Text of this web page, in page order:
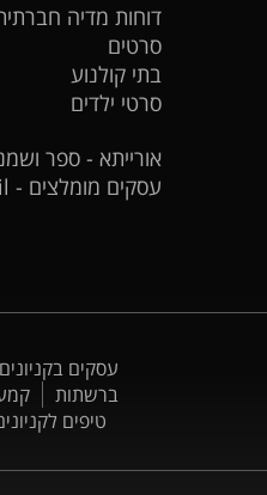
דוחות מדיה
סרטים
בתי קולנוע
סרטי ילדים
אורייתא - ספר
עסקים מומלצים - T.co.il
עסקים בקניונים
ברשתות
טיפים